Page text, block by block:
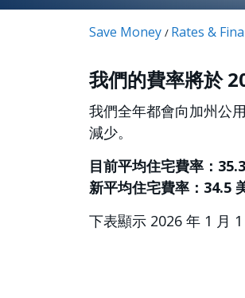
Save Money / Rates &
我們的費率將於
我們全年都會向加州公
減少。
目前平均住宅費率：
新平均住宅費率：34.5
下表顯示 2026 年 1 月